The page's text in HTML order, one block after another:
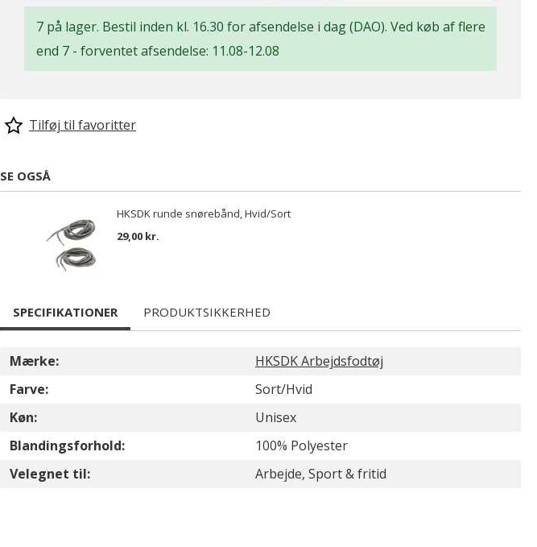
7 på lager. Bestil inden kl. 16.30 for afsendelse i dag (DAO). Ved køb af flere
end 7 - forventet afsendelse: 11.08-12.08
Tilføj til favoritter
SE OGSÅ
HKSDK runde snørebånd, Hvid/Sort
29,00 kr.
SPECIFIKATIONER PRODUKTSIKKERHED
Mærke:
HKSDK Arbejdsfodtøj
Farve:
Sort/Hvid
Køn:
Unisex
Blandingsforhold:
100% Polyester
Velegnet til:
Arbejde, Sport & fritid